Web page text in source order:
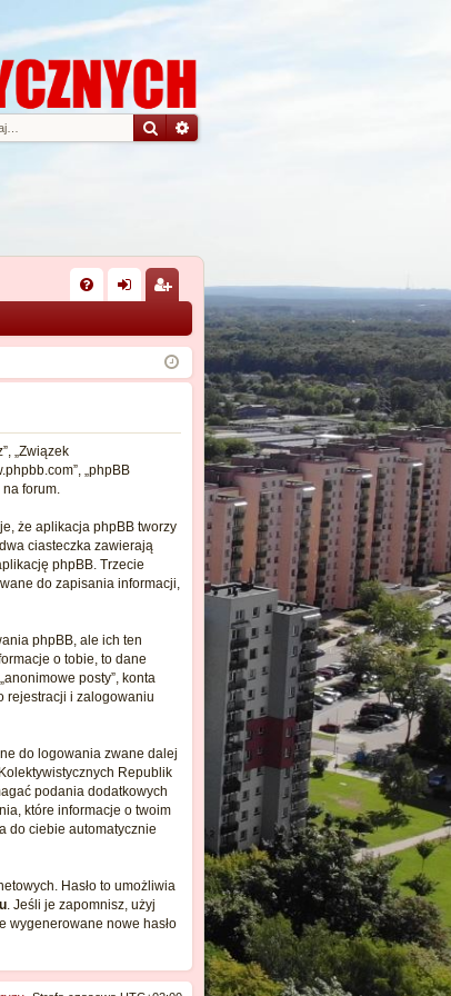
SzukajWyszukiwanie zaawansowane
W
Q og
uj
ej
es
„Związek
„phpBB
na forum.
że aplikacja phpBB tworzy
ciasteczka zawierają
phpBB. Trzecie
do zapisania informacji,
phpBB, ale ich ten
o tobie, to dane
posty”, konta
rejestracji i zalogowaniu
do logowania zwane dalej
Republik
podania dodatkowych
które informacje o twoim
do ciebie automatycznie
Hasło to umożliwia
. Jeśli je zapomnisz, użyj
wygenerowane nowe hasło